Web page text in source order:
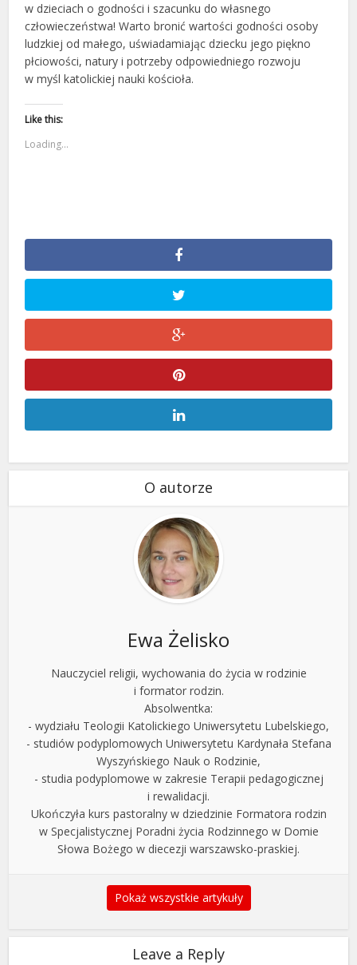
w dzieciach o godności i szacunku do własnego
człowieczeństwa! Warto bronić wartości godności osoby
ludzkiej od małego, uświadamiając dziecku jego piękno
płciowości, natury i potrzeby odpowiedniego rozwoju
w myśl katolickiej nauki kościoła.
Like this:
Loading...
O autorze
Ewa Żelisko
Nauczyciel religii, wychowania do życia w rodzinie
i formator rodzin.
Absolwentka:
- wydziału Teologii Katolickiego Uniwersytetu Lubelskiego,
- studiów podyplomowych Uniwersytetu Kardynała Stefana
Wyszyńskiego Nauk o Rodzinie,
- studia podyplomowe w zakresie Terapii pedagogicznej
i rewalidacji.
Ukończyła kurs pastoralny w dziedzinie Formatora rodzin
w Specjalistycznej Poradni życia Rodzinnego w Domie
Słowa Bożego w diecezji warszawsko-praskiej.
Pokaż wszystkie artykuły
Leave a Reply